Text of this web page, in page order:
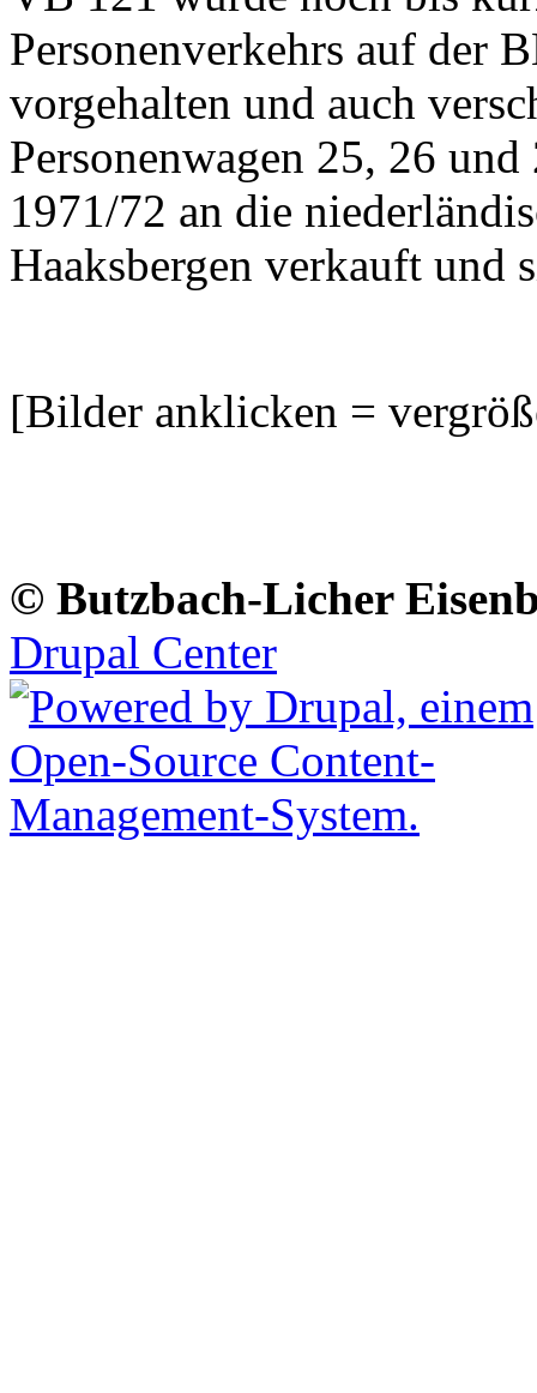
Personenverkehrs auf der
vorgehalten und auch
Personenwagen 25, 26
1971/72 an die
Haaksbergen verkauft und
[Bilder anklicken =
© Butzbach-Licher
Drupal Center